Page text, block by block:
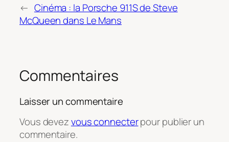
← Cinéma : la Porsche 911S de Steve
McQueen dans Le Mans
Commentaires
Laisser un commentaire
Vous devezvous connecterpour publier un
commentaire.